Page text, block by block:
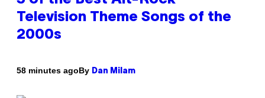
Television Theme Songs of the
2000s
58 minutes agoBy Dan Milam